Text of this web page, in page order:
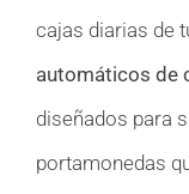
cajas diarias de
automáticos de
diseñados para
portamonedas